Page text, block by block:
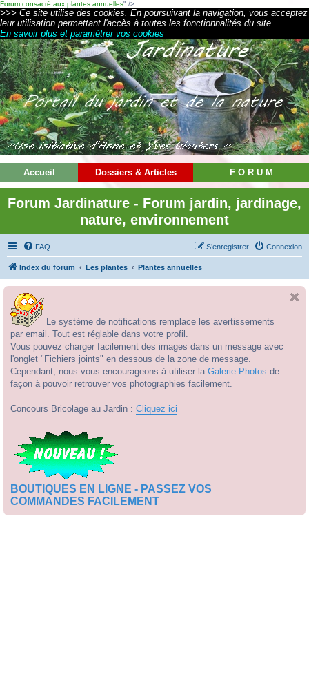
Forum consacré aux plantes annuelles" />
>>> Ce site utilise des cookies. En poursuivant la navigation, vous acceptez
leur utilisation permettant l'accès à toutes les fonctionnalités du site.
En savoir plus et paramétrer vos cookies
Accueil Dossiers & Articles F O R U M
Forum Jardinature - Forum jardin, jardinage,
nature, environnement
FAQ Connexion
S’enregistrer
Index du forum Les plantes Plantes annuelles
Le système de notifications remplace les avertissements
par email. Tout est réglable dans votre profil.
Vous pouvez charger facilement des images dans un message avec
l'onglet "Fichiers joints" en dessous de la zone de message.
Cependant, nous vous encourageons à utiliser la Galerie Photos de
façon à pouvoir retrouver vos photographies facilement.
Concours Bricolage au Jardin : Cliquez ici
BOUTIQUES EN LIGNE - PASSEZ VOS
COMMANDES FACILEMENT